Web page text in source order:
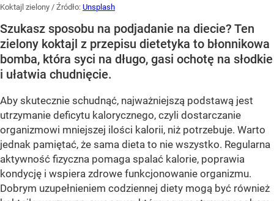
Koktajl zielony / Źródło: Unsplash
Szukasz sposobu na podjadanie na diecie? Ten
zielony koktajl z przepisu dietetyka to błonnikowa
bomba, która syci na długo, gasi ochotę na słodkie
i ułatwia chudnięcie.
Aby skutecznie schudnąć, najważniejszą podstawą jest
utrzymanie deficytu kalorycznego, czyli dostarczanie
organizmowi mniejszej ilości kalorii, niż potrzebuje. Warto
jednak pamiętać, że sama dieta to nie wszystko. Regularna
aktywność fizyczna pomaga spalać kalorie, poprawia
kondycję i wspiera zdrowe funkcjonowanie organizmu.
Dobrym uzupełnieniem codziennej diety mogą być również